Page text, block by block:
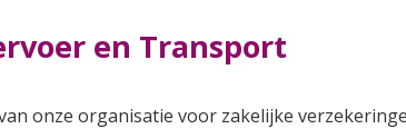
en Transport
onze organisatie voor zakelijke